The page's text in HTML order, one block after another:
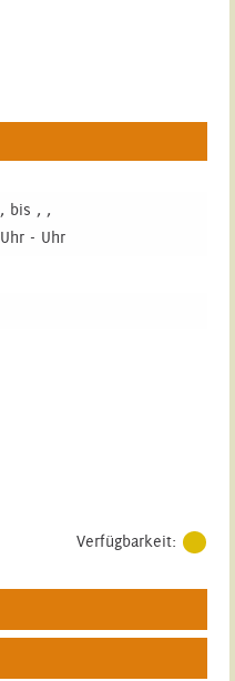
, bis , ,
Uhr - Uhr
Verfügbarkeit: